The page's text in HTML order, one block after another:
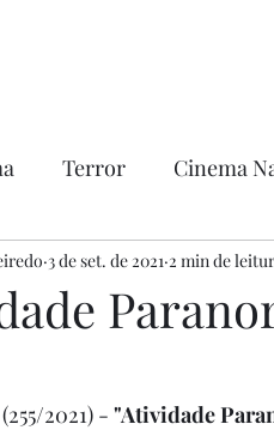
Terror Cinema
Romântica Ficção
3 de set. de 2021 2 min de
2021) - "Atividade